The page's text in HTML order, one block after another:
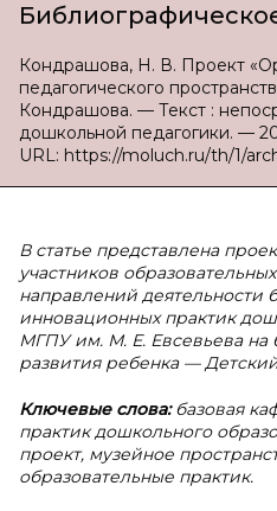
Кондрашова, Н. В. Проект
педагогического
Кондрашова. — Текст :
дошкольной педагогики. —
URL: https://moluch.ru/th/1/
В статье представлена
участников
направлений деятельности
инновационных практик
МГПУ им. М. Е. Евсевьева
развития ребенка —
Ключевые слова:базовая
практик дошкольного
проект, музейное
образовательные практик.